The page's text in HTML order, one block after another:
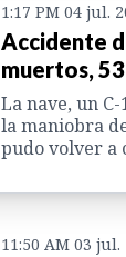
1:17 PM 04 jul.
Accidente
muertos,
La nave, un
la maniobra
pudo volver a
11:50 AM 03 jul.